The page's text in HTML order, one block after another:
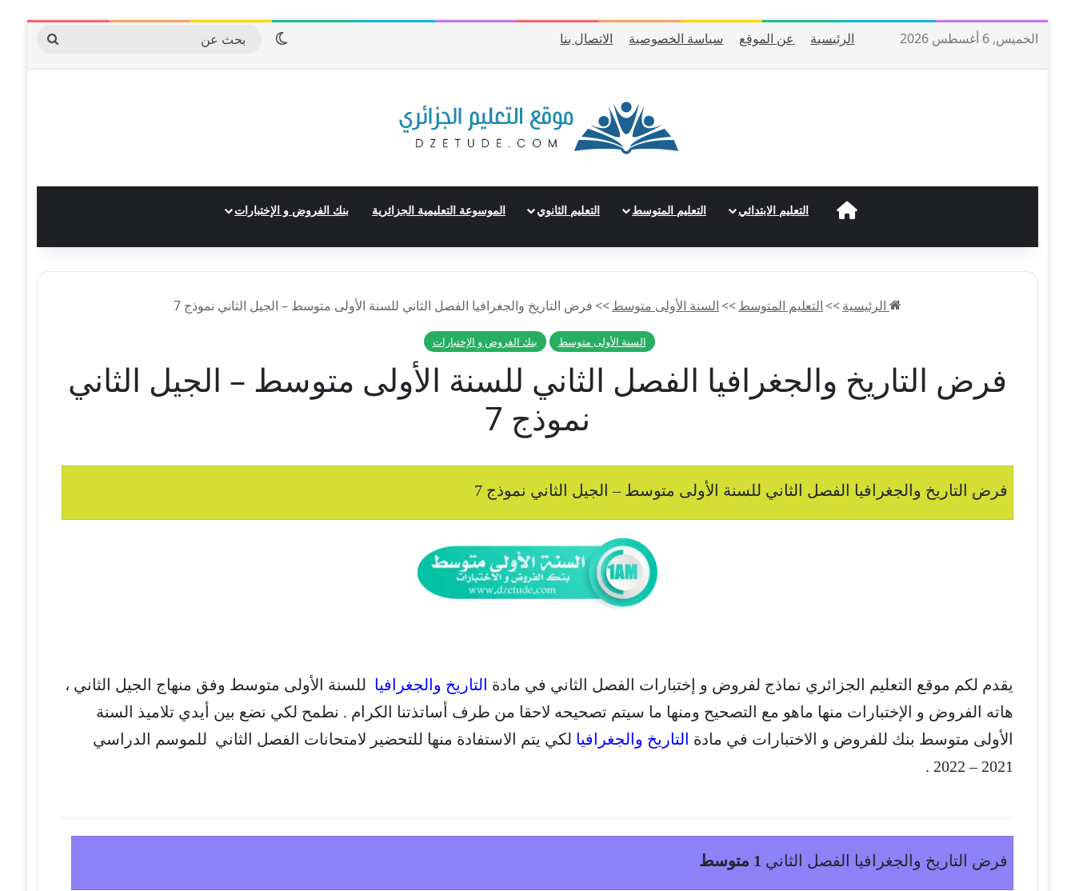
الخميس, 6 أغسطس 2026 الرئيسية عن الموقع سياسة الخصوصية الاتصال بنا الوضع المظلم
بحث
عن
الرئيسيةالتعليم الابتدائي التعليم المتوسط التعليم الثانوي الموسوعة التعليمية الجزائرية بنك الفروض و الإختبارات
الرئيسية>>التعليم المتوسط>>السنة الأولى متوسط>>فرض التاريخ والجغرافيا الفصل الثاني للسنة الأولى متوسط – الجيل الثاني نموذج 7
السنة الأولى متوسط بنك الفروض و الإختبارات
فرض التاريخ والجغرافيا الفصل الثاني للسنة الأولى متوسط – الجيل الثاني
نموذج 7
فرض التاريخ والجغرافيا الفصل الثاني للسنة الأولى متوسط – الجيل الثاني نموذج 7
يقدم لكم موقع التعليم الجزائري نماذج لفروض و إختبارات الفصل الثاني في مادة التاريخ والجغرافيا للسنة الأولى متوسط وفق منهاج الجيل الثاني ،
هاته الفروض و الإختبارات منها ماهو مع التصحيح ومنها ما سيتم تصحيحه لاحقا من طرف أساتذتنا الكرام . نطمح لكي نضع بين أيدي تلاميذ السنة
الأولى متوسط بنك للفروض و الاختبارات في مادة التاريخ والجغرافيا لكي يتم الاستفادة منها للتحضير لامتحانات الفصل الثاني للموسم الدراسي
2021 – 2022 .
فرض التاريخ والجغرافيا الفصل الثاني 1 متوسط